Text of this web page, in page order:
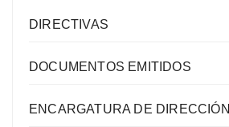
DIRECTIVAS
DOCUMENTOS EMITIDOS
ENCARGATURA DE DIRECCIÓN